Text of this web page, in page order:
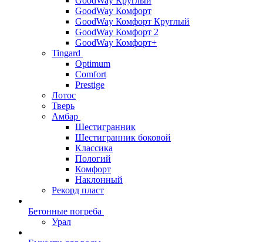
GoodWay Комфорт
GoodWay Комфорт Круглый
GoodWay Комфорт 2
GoodWay Комфорт+
Tingard
Optimum
Comfort
Prestige
Лотос
Тверь
Амбар
Шестигранник
Шестигранник боковой
Классика
Пологий
Комфорт
Наклонный
Рекорд пласт
Бетонные погреба
Урал